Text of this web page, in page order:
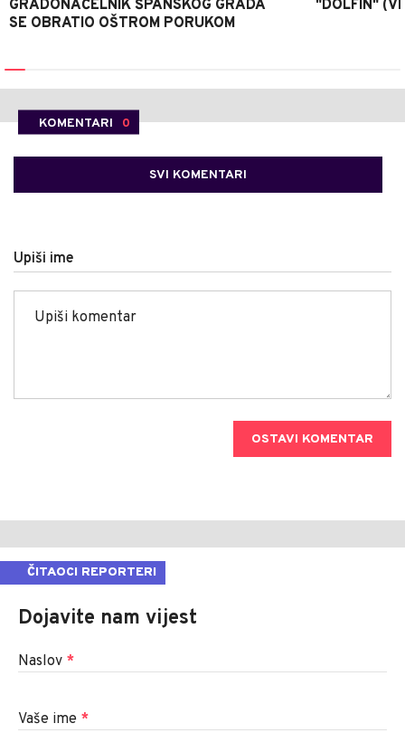
GRADONAČELNIK ŠPANSKOG GRADA
SE OBRATIO OŠTROM PORUKOM
"DOLFIN"
KOMENTARI 0
SVI KOMENTARI
Upiši ime
OSTAVI KOMENTAR
ČITAOCI REPORTERI
Dojavite nam vijest
Naslov *
Vaše ime *